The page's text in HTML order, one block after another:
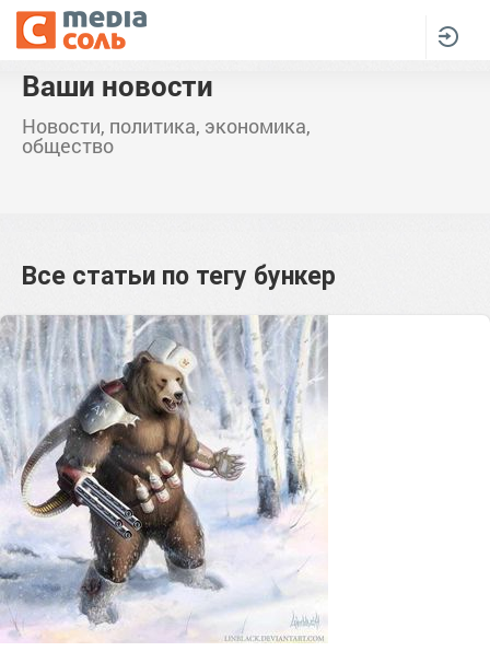
Ваши новости
Новости, политика, экономика,
общество
Все статьи по тегу бункер